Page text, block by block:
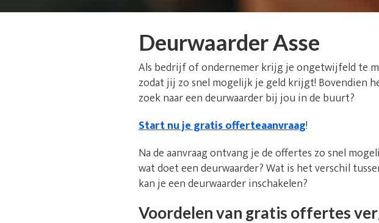
Deurwaarder Asse
Als bedrijf of ondernemer krijg je ongetwijfeld te
zodat jij zo snel mogelijk je geld krijgt! Bovendien
zoek naar een deurwaarder bij jou in de buurt?
Start nu je gratis offerteaanvraag!
Na de aanvraag ontvang je de offertes zo snel
wat doet een deurwaarder? Wat is het verschil
kan je een deurwaarder inschakelen?
Voordelen van gratis offertes